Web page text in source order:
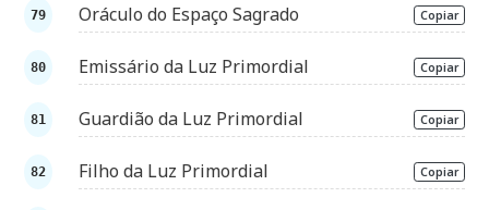
Oráculo do Espaço Sagrado Copiar
Emissário da Luz Primordial Copiar
Guardião da Luz Primordial Copiar
Filho da Luz Primordial Copiar